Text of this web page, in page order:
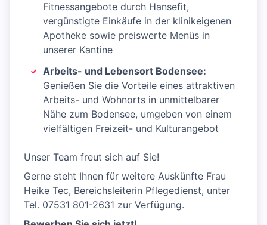
Fitnessangebote durch Hansefit,
vergünstigte Einkäufe in der klinikeigenen
Apotheke sowie preiswerte Menüs in
unserer Kantine
Arbeits- und Lebensort Bodensee:
Genießen Sie die Vorteile eines attraktiven
Arbeits- und Wohnorts in unmittelbarer
Nähe zum Bodensee, umgeben von einem
vielfältigen Freizeit- und Kulturangebot
Unser Team freut sich auf Sie!
Gerne steht Ihnen für weitere Auskünfte Frau
Heike Tec, Bereichsleiterin Pflegedienst, unter
Tel. 07531 801-2631 zur Verfügung.